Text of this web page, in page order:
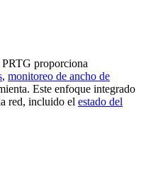
proporciona
, monitoreo de ancho de
Este enfoque integrado
red, incluido el estado del